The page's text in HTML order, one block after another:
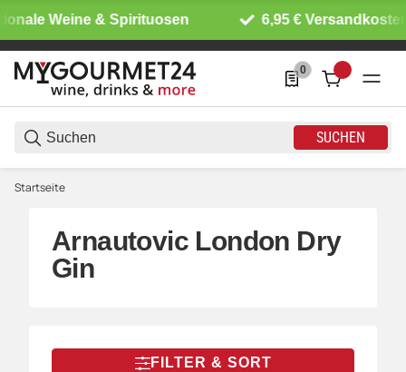
Weine & Spirituosen 6,95 €
SUCHEN
0
0 Produkte in der
Startseite
Arnautovic London Dry
Gin
FILTER & SORT